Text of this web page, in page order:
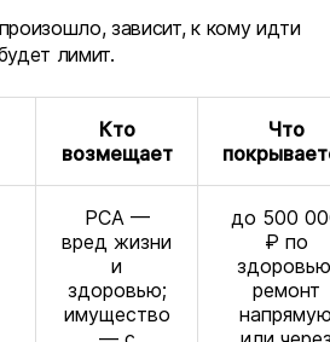
зависит, к кому идти
лимит.
Кто
возмещает
Что
РСА —
вред жизни
и
здоровью;
имущество
до 500
₽ по
ремонт